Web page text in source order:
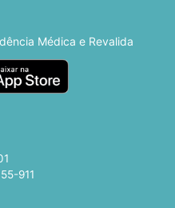
Médica e Revalida
911